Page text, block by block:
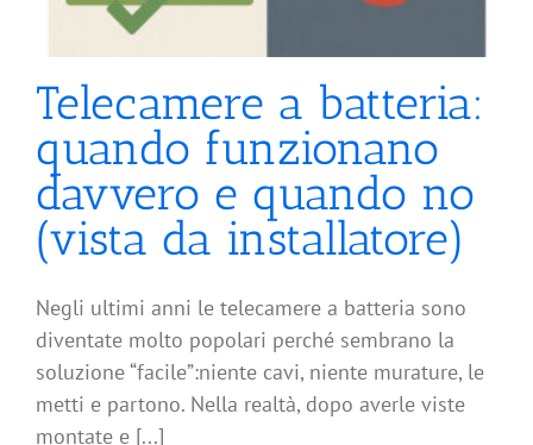
Telecamere a batteria:
quando funzionano
davvero e quando no
(vista da installatore)
Negli ultimi anni le telecamere a batteria sono
diventate molto popolari perché sembrano la
soluzione “facile”:niente cavi, niente murature, le
metti e partono. Nella realtà, dopo averle viste
montate e [...]